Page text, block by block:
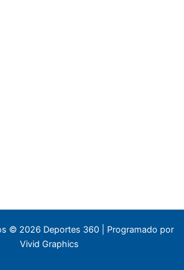
© 2026 Deportes 360 | Programado por
Vivid Graphics